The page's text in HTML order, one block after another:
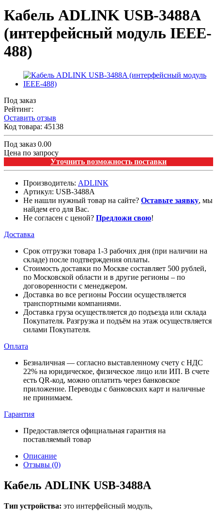
Кабель ADLINK USB-3488A
(интерфейсный модуль IEEE-
488)
Под заказ
Рейтинг:
Оставить отзыв
Код товара: 45138
Под заказ 0.00
Цена по запросу
Уточнить возможность поставки
Производитель: ADLINK
Артикул: USB-3488A
Не нашли нужный товар на сайте? Оставьте заявку, мы
найдем его для Вас.
Не согласен с ценой? Предложи свою!
Доставка
Срок отгрузки товара 1-3 рабочих дня (при наличии на
складе) после подтверждения оплаты.
Стоимость доставки по Москве составляет 500 рублей,
по Московской области и в другие регионы – по
договоренности с менеджером.
Доставка во все регионы России осуществляется
транспортными компаниями.
Доставка груза осуществляется до подъезда или склада
Покупателя. Разгрузка и подъём на этаж осуществляется
силами Покупателя.
Оплата
Безналичная — согласно выставленному счету c НДС
22% на юридическое, физическое лицо или ИП. В счете
есть QR-код, можно оплатить через банковское
приложение. Переводы с банковских карт и наличные
не принимаем.
Гарантия
Предоставляется официальная гарантия на
поставляемый товар
Описание
Отзывы (0)
Кабель ADLINK USB-3488A
Тип устройства: это интерфейсный модуль,